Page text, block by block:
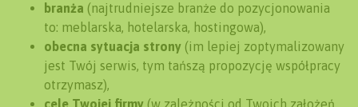
branża (najtrudniejsze branże do pozycjonowania
to: meblarska, hotelarska, hostingowa),
obecna sytuacja strony (im lepiej zoptymalizowany
jest Twój serwis, tym tańszą propozycję współpracy
otrzymasz),
cele Twojej firmy (w zależności od Twoich założeń